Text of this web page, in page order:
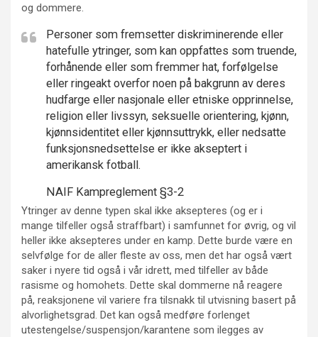
og dommere.
Personer som fremsetter diskriminerende eller
hatefulle ytringer, som kan oppfattes som truende,
forhånende eller som fremmer hat, forfølgelse
eller ringeakt overfor noen på bakgrunn av deres
hudfarge eller nasjonale eller etniske opprinnelse,
religion eller livssyn, seksuelle orientering, kjønn,
kjønnsidentitet eller kjønnsuttrykk, eller nedsatte
funksjonsnedsettelse er ikke akseptert i
amerikansk fotball.
NAIF Kampreglement §3-2
Ytringer av denne typen skal ikke aksepteres (og er i
mange tilfeller også straffbart) i samfunnet for øvrig, og vil
heller ikke aksepteres under en kamp. Dette burde være en
selvfølge for de aller fleste av oss, men det har også vært
saker i nyere tid også i vår idrett, med tilfeller av både
rasisme og homohets. Dette skal dommerne nå reagere
på, reaksjonene vil variere fra tilsnakk til utvisning basert på
alvorlighetsgrad. Det kan også medføre forlenget
utestengelse/suspensjon/karantene som ilegges av